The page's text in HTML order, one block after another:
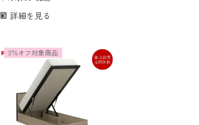
ドセット マットレス付 コンセント
詳細を見る
3％オフ対象商品